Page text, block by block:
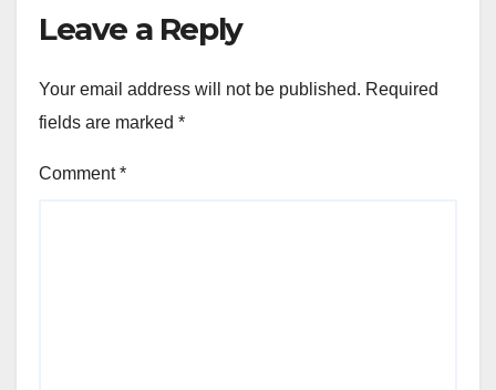
Leave a Reply
Your email address will not be published. Required
fields are marked *
Comment*